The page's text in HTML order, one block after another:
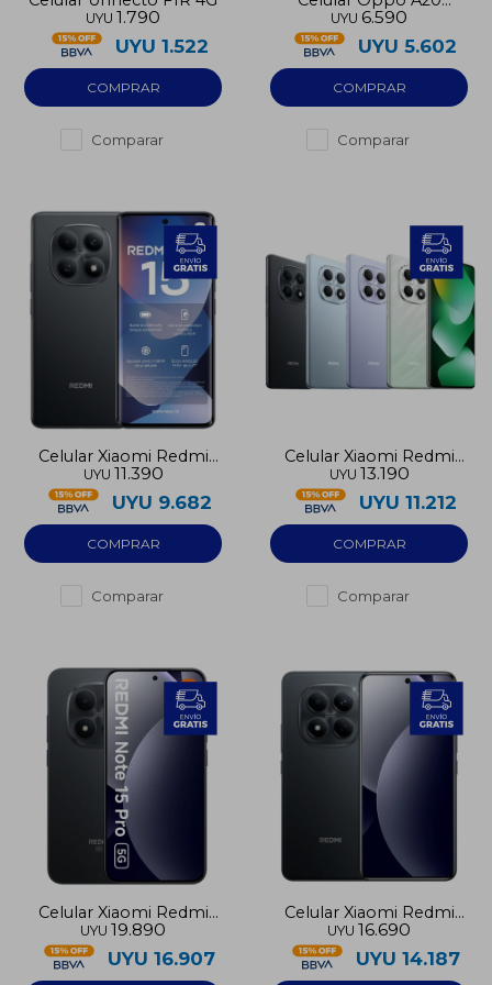
UYU 1.790
UYU 1.522
Comparar
128GB
UYU 6.590
UYU 5.602
Comparar
Celular Xiaomi Redmi
Note 15 128GB 4G
UYU 11.390
UYU 9.682
Comparar
Celular Xiaomi Redmi
Note 15 256GB 4G
UYU 13.190
UYU 11.212
Comparar
Celular Xiaomi Redmi
Note 15 Pro 5G 256GB
UYU 19.890
UYU 16.907
Celular Xiaomi Redmi
Note 15 Pro 4G 256GB
UYU 16.690
UYU 14.187